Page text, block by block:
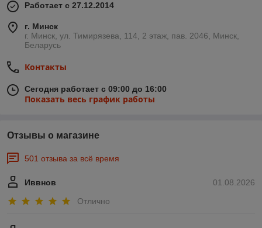
Работает с 27.12.2014
г. Минск
г. Минск, ул. Тимирязева, 114, 2 этаж, пав. 2046, Минск,
Беларусь
Контакты
Сегодня работает с 09:00 до 16:00
Показать весь график работы
Отзывы о магазине
501 отзыва за всё время
01.08.2026
Иввнов
Отлично